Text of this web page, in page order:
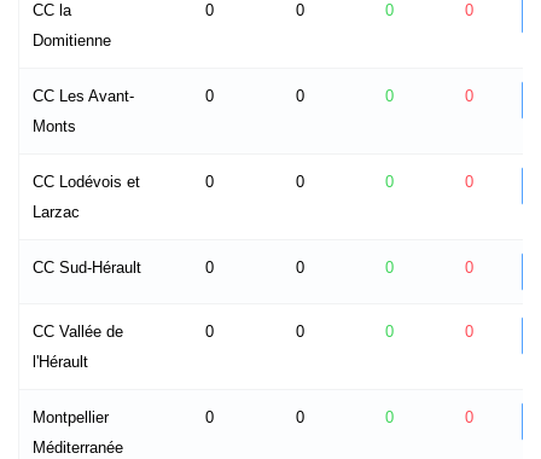
CC la
Domitienne
0 0 0 0
CC Les Avant-
Monts
0 0 0 0
CC Lodévois et
Larzac
0 0 0 0
CC Sud-Hérault 0 0 0 0
CC Vallée de
l'Hérault
0 0 0 0
Montpellier
Méditerranée
0 0 0 0